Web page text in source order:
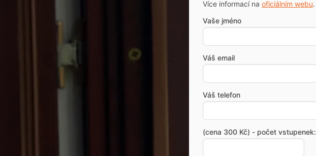
Více informací na oficiálním webu.
Vaše jméno
Váš email
Váš telefon
(cena 300 Kč) - počet vstupenek: